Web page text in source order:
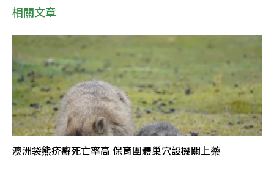
相關文章
澳洲袋熊疥癬死亡率高 保育團體巢穴設機關上藥